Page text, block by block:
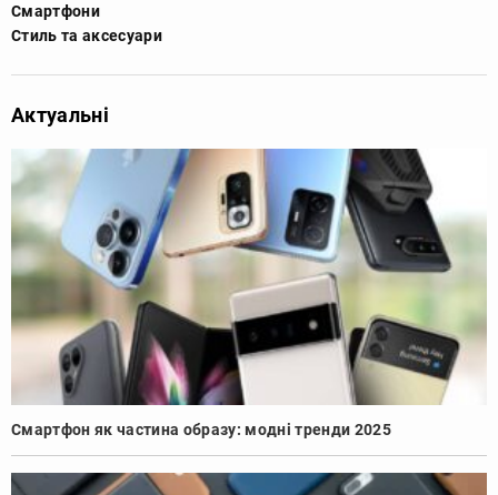
Смартфони
Стиль та аксесуари
Актуальні
Смартфон як частина образу: модні тренди 2025